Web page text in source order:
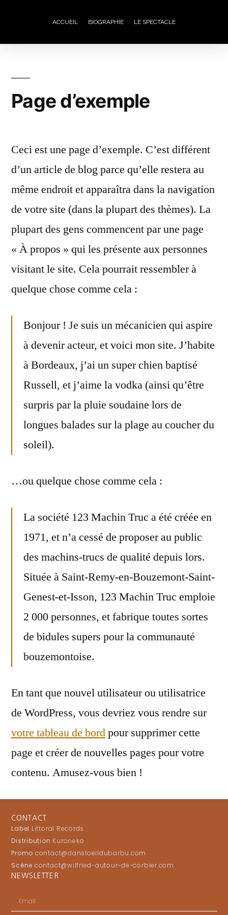
ACCUEIL BIOGRAPHIE LE SPECTACLE
Page d’exemple
Ceci est une page d’exemple. C’est différent
d’un article de blog parce qu’elle restera au
même endroit et apparaîtra dans la navigation
de votre site (dans la plupart des thèmes). La
plupart des gens commencent par une page
« À propos » qui les présente aux personnes
visitant le site. Cela pourrait ressembler à
quelque chose comme cela :
Bonjour ! Je suis un mécanicien qui aspire
à devenir acteur, et voici mon site. J’habite
à Bordeaux, j’ai un super chien baptisé
Russell, et j’aime la vodka (ainsi qu’être
surpris par la pluie soudaine lors de
longues balades sur la plage au coucher du
soleil).
…ou quelque chose comme cela :
La société 123 Machin Truc a été créée en
1971, et n’a cessé de proposer au public
des machins-trucs de qualité depuis lors.
Située à Saint-Remy-en-Bouzemont-Saint-
Genest-et-Isson, 123 Machin Truc emploie
2 000 personnes, et fabrique toutes sortes
de bidules supers pour la communauté
bouzemontoise.
En tant que nouvel utilisateur ou utilisatrice
de WordPress, vous devriez vous rendre sur
votre tableau de bordpour supprimer cette
page et créer de nouvelles pages pour votre
contenu. Amusez-vous bien !
CONTACT
Label Littoral Records
Distribution Kuroneko
Promo contact@dansloeildubarbu.com
Scène contact@wilfried-autour-de-corbier.com
NEWSLETTER